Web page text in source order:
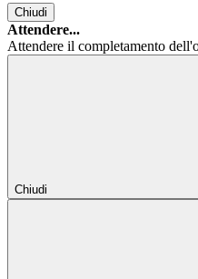
Chiudi
Attendere...
Attendere il completamento
Chiudi